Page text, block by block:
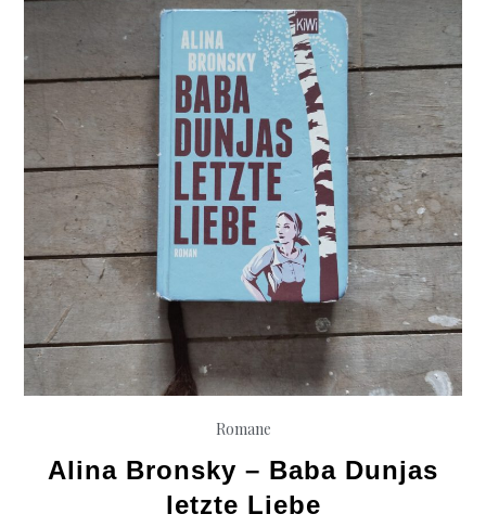
Romane
Alina Bronsky – Baba Dunjas
letzte Liebe